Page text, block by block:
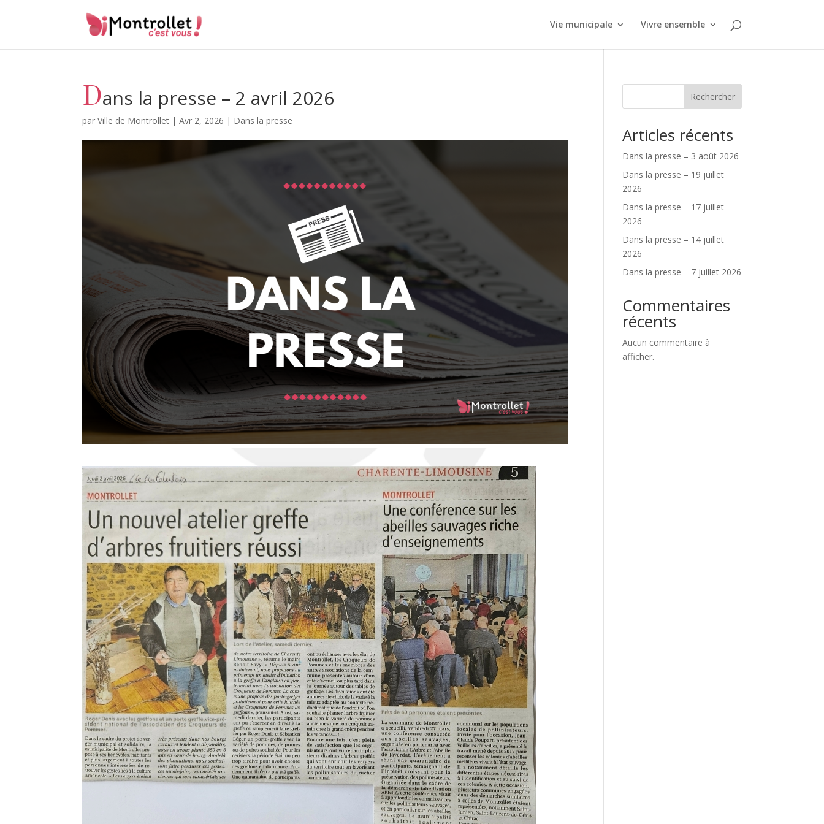
Vie municipale Vivre ensemble
Dans la presse – 2 avril 2026
parVille de Montrollet |Avr 2, 2026 | Dans la presse
Rechercher
Articles récents
Dans la presse – 3 août 2026
Dans la presse – 19 juillet
2026
Dans la presse – 17 juillet
2026
Dans la presse – 14 juillet
2026
Dans la presse – 7 juillet 2026
Commentaires
récents
Aucun commentaire à
afficher.